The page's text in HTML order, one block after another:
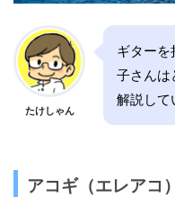
たけしゃん
ギターを
子さんは
解説して
アコギ（エレアコ）